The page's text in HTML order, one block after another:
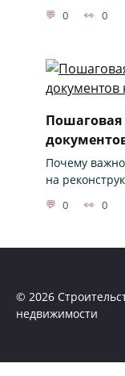
0 0
Почему
на
0 0
© 2026
недвижимости